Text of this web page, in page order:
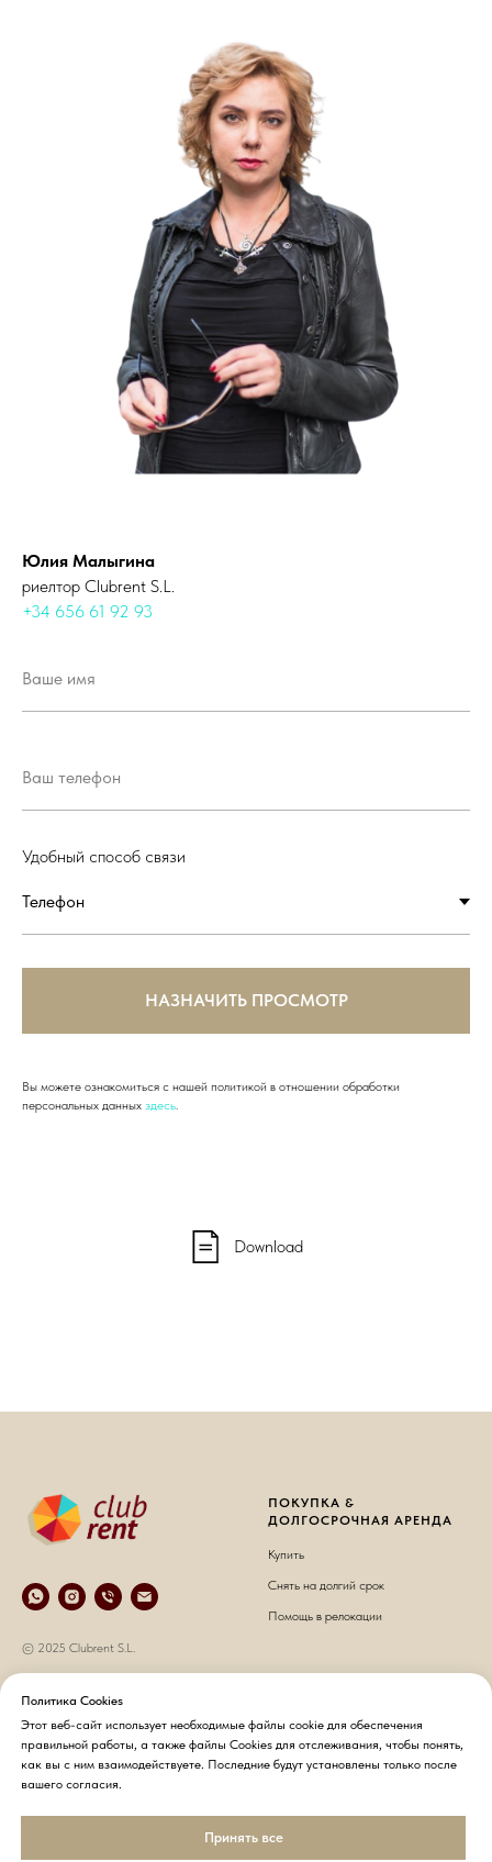
Юлия Малыгина
риелтор Clubrent S.L.
+34 656 61 92 93
Удобный способ связи
НАЗНАЧИТЬ ПРОСМОТР
Вы можете ознакомиться с нашей политикой в отношении обработки
персональных данных здесь
Download
Политика Cookies
Этот веб-сайт использует необходимые файлы cookie для обеспечения
правильной работы, а также файлы Cookies для отслеживания, чтобы понять,
как вы с ним взаимодействуете. Последние будут установлены только после
вашего согласия.
Принять все
© 2025 Clubrent S.L.
ПОКУПКА &
ДОЛГОСРОЧНАЯ АРЕНДА
Купить
Снять на долгий срок
Помощь в релокации
КРАТКОСРОЧНАЯ АРЕНДА
Снять на короткий срок
Хозяевам недвижимости
О компании
Контакты